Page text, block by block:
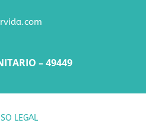
– 49449
LEGAL